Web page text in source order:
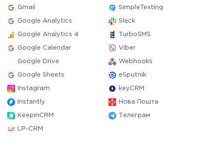
Gmail SimpleTexting
Google Analytics Slack
Google Analytics 4 TurboSMS
Google Calendar Viber
Google Drive Webhooks
Google Sheets eSputnik
Instagram keyCRM
Instantly Нова Пошта
KeepinCRM Телеграм
LP-CRM